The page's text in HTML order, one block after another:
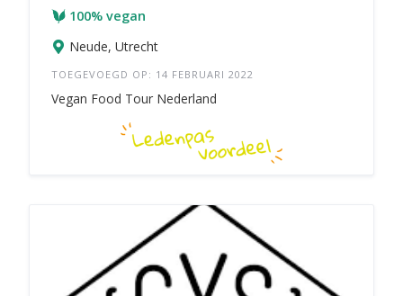
100% vegan
Neude, Utrecht
TOEGEVOEGD OP: 14 FEBRUARI 2022
Vegan Food Tour Nederland